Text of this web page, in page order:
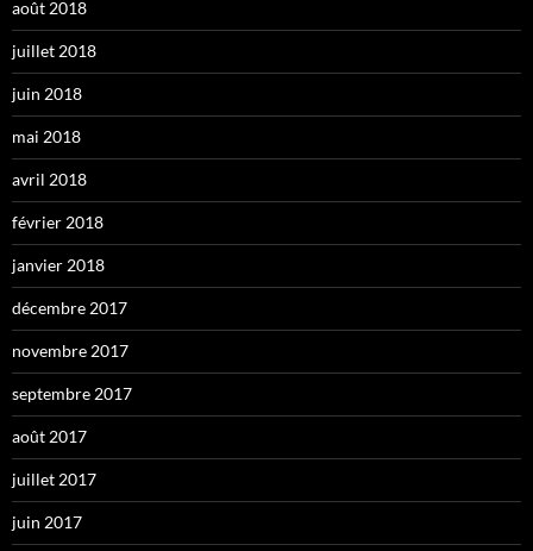
août 2018
juillet 2018
juin 2018
mai 2018
avril 2018
février 2018
janvier 2018
décembre 2017
novembre 2017
septembre 2017
août 2017
juillet 2017
juin 2017